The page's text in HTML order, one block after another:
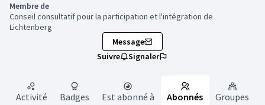
Membre de
Conseil consultatif pour la participation et l'intégration de
Lichtenberg
Message
Suivre
Signaler
Activité Badges Est abonné à Abonnés Groupes